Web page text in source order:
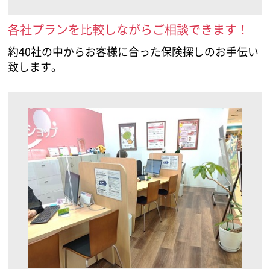
各社プランを比較しながらご相談できます！
約40社の中からお客様に合った保険探しのお手伝い
致します。